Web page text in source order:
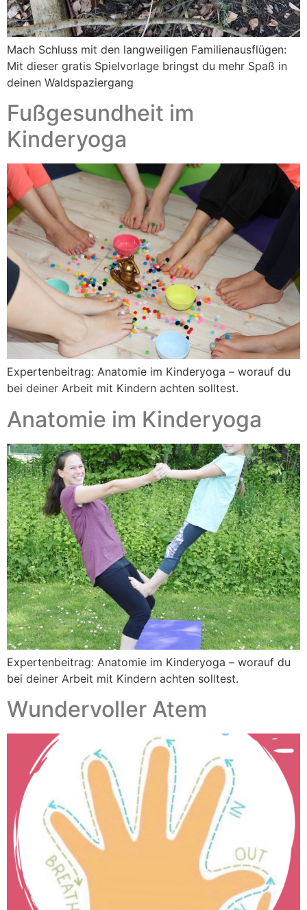
Mach Schluss mit den langweiligen Familienausflügen:
Mit dieser gratis Spielvorlage bringst du mehr Spaß in
deinen Waldspaziergang
Fußgesundheit im
Kinderyoga
Expertenbeitrag: Anatomie im Kinderyoga – worauf du
bei deiner Arbeit mit Kindern achten solltest.
Anatomie im Kinderyoga
Expertenbeitrag: Anatomie im Kinderyoga – worauf du
bei deiner Arbeit mit Kindern achten solltest.
Wundervoller Atem